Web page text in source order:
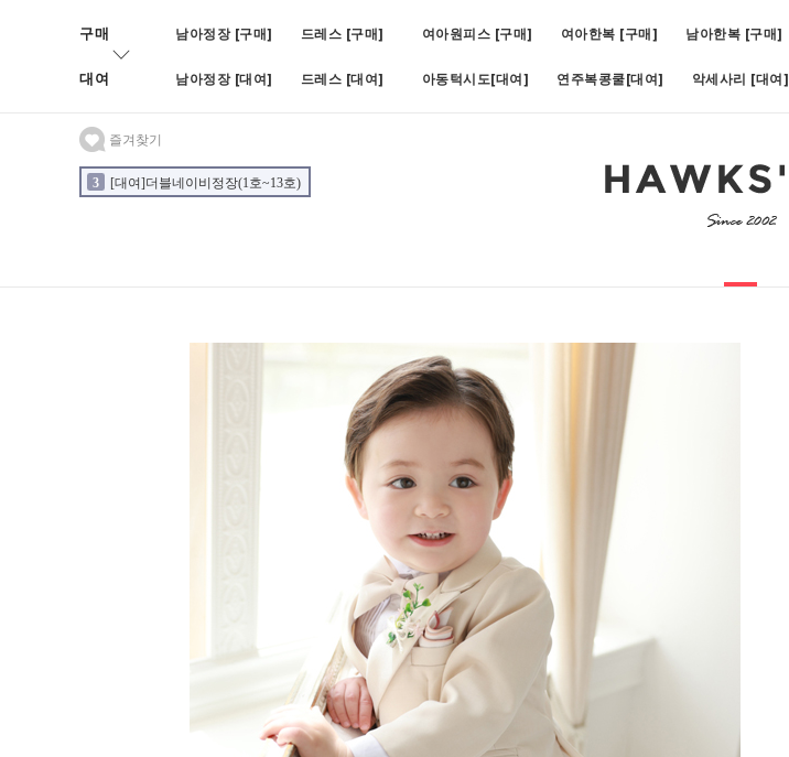
구매 남아정장 [구매] 드레스 [구매] 여아원피스 [구매] 여아한복 [구매] 남아한복 [구매]
대여 남아정장 [대여] 드레스 [대여] 아동턱시도[대여] 연주복콩쿨[대여] 악세사리 [대여]
즐겨찾기
3 [대여]더블네이비정장(1호~13호) [대여]쥬비화이트(1호~11호)